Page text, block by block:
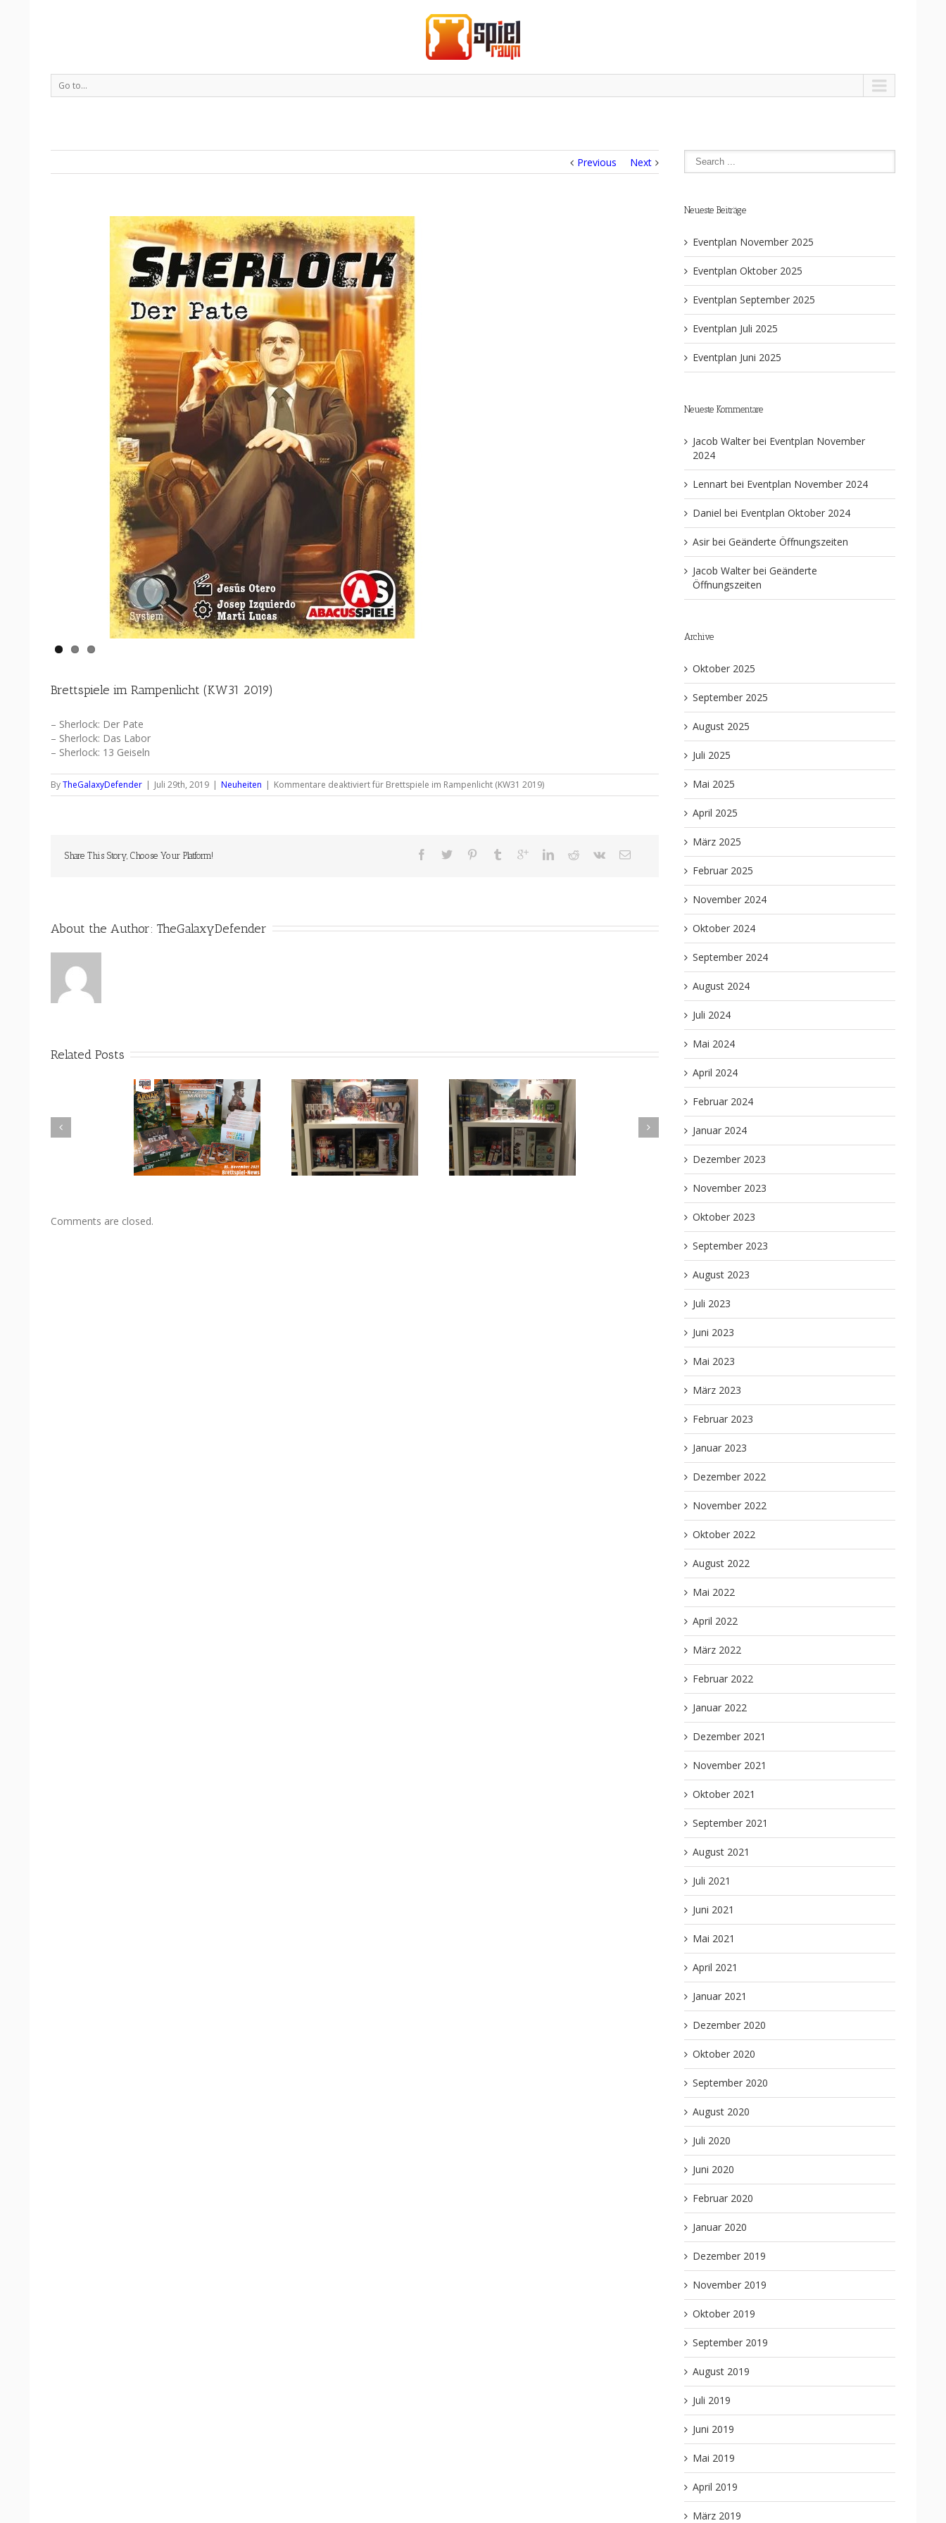
Go to...
Previous Next
Brettspiele im Rampenlicht (KW31 2019)
– Sherlock: Der Pate
– Sherlock: Das Labor
– Sherlock: 13 Geiseln
ByTheGalaxyDefender | Juli 29th, 2019 | Neuheiten | Kommentare deaktiviertfür Brettspiele im Rampenlicht (KW31 2019)
Share This Story, Choose Your Platform!
About the Author: TheGalaxyDefender
Related Posts
Unsere vorrätigen Brettspiele
(KW02 2021)
Unsere vorrätigen Brettspiele
(KW45 2020)
Asmodee: Messeneuheiten ab
dem 22.10.2020
(KW42 2020)
Comments are closed.
Neueste Beiträge
Eventplan November 2025
Eventplan Oktober 2025
Eventplan September 2025
Eventplan Juli 2025
Eventplan Juni 2025
Neueste Kommentare
Jacob Walter bei Eventplan November
2024
Lennart bei Eventplan November 2024
Daniel bei Eventplan Oktober 2024
Asir bei Geänderte Öffnungszeiten
Jacob Walter bei Geänderte
Öffnungszeiten
Archive
Oktober 2025
September 2025
August 2025
Juli 2025
Mai 2025
April 2025
März 2025
Februar 2025
November 2024
Oktober 2024
September 2024
August 2024
Juli 2024
Mai 2024
April 2024
Februar 2024
Januar 2024
Dezember 2023
November 2023
Oktober 2023
September 2023
August 2023
Juli 2023
Juni 2023
Mai 2023
März 2023
Februar 2023
Januar 2023
Dezember 2022
November 2022
Oktober 2022
August 2022
Mai 2022
April 2022
März 2022
Februar 2022
Januar 2022
Dezember 2021
November 2021
Oktober 2021
September 2021
August 2021
Juli 2021
Juni 2021
Mai 2021
April 2021
Januar 2021
Dezember 2020
Oktober 2020
September 2020
August 2020
Juli 2020
Juni 2020
Februar 2020
Januar 2020
Dezember 2019
November 2019
Oktober 2019
September 2019
August 2019
Juli 2019
Juni 2019
Mai 2019
April 2019
März 2019